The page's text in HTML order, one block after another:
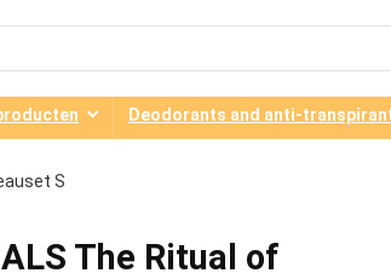
Deodorants and anti-
S
The Ritual of